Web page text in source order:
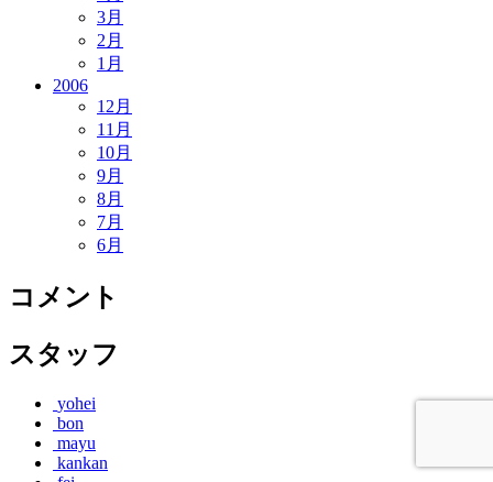
3月
2月
1月
2006
12月
11月
10月
9月
8月
7月
6月
コメント
スタッフ
yohei
bon
mayu
kankan